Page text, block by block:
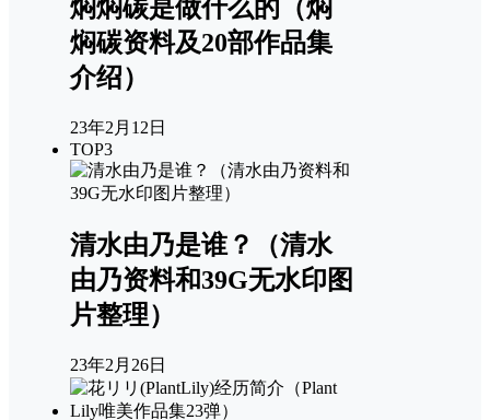
焖焖碳是做什么的（焖
焖碳资料及20部作品集
介绍）
23年2月12日
TOP3
清水由乃是谁？（清水
由乃资料和39G无水印图
片整理）
23年2月26日